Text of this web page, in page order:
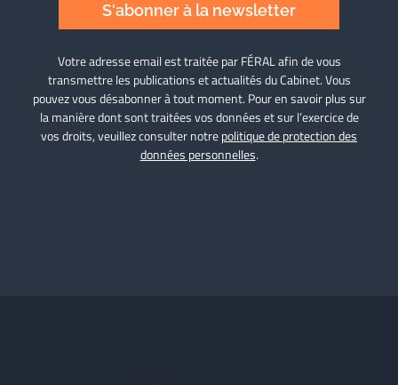
S'abonner à la newsletter
Votre adresse email est traitée par FÉRAL afin de vous
transmettre les publications et actualités du Cabinet. Vous
pouvez vous désabonner à tout moment. Pour en savoir plus sur
la manière dont sont traitées vos données et sur l’exercice de
vos droits, veuillez consulter notrepolitique de protection des
données personnelles.